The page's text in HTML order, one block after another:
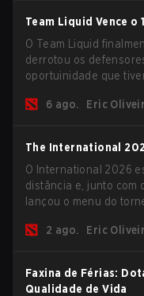
Team Liquid Vence o
O Team Liquid
derrotou os
oportuinidade que
uma chance de glória
6 ago. Eric
The International
O International 2026
distância e, junto com
lançou o menu do
recompensas deste
2 ago. Eric
Faxina de Férias:
Qualidade de Vida